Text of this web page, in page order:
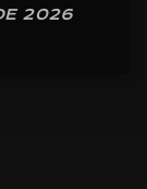
2026